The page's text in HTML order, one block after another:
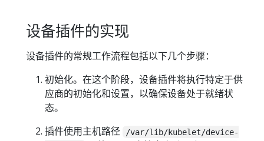
设备插件的实现
设备插件的常规工作流程包括以下几个步骤：
初始化。在这个阶段，设备插件将执行特定于供
应商的初始化和设置，以确保设备处于就绪状
态。
插件使用主机路径
/var/lib/kubelet/device-